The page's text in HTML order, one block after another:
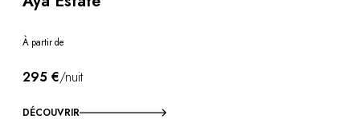
À partir de
295 €/nuit
DÉCOUVRIR